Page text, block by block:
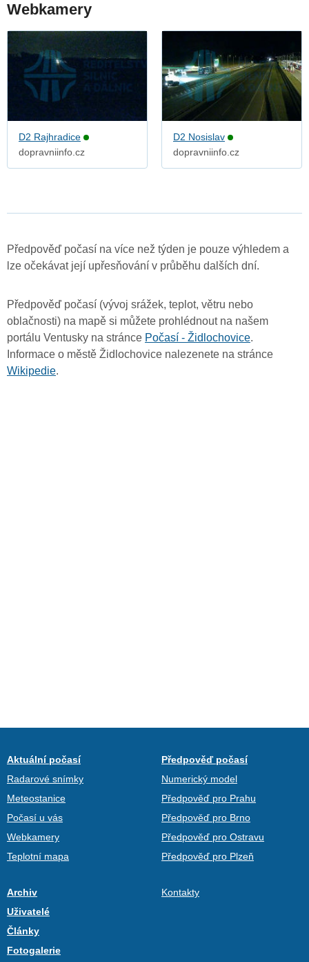
Webkamery
D2 Rajhradice
dopravniinfo.cz
D2 Nosislav
dopravniinfo.cz
Předpověď počasí na více než týden je pouze výhledem a
lze očekávat její upřesňování v průběhu dalších dní.
Předpověď počasí (vývoj srážek, teplot, větru nebo
oblačnosti) na mapě si můžete prohlédnout na našem
portálu Ventusky na stránce Počasí - Židlochovice.
Informace o městě Židlochovice nalezenete na stránce
Wikipedie.
Aktuální počasí
Radarové snímky
Meteostanice
Počasí u vás
Webkamery
Teplotní mapa
Předpověď počasí
Numerický model
Předpověď pro Prahu
Předpověď pro Brno
Předpověď pro Ostravu
Předpověď pro Plzeň
Archiv
Uživatelé
Články
Fotogalerie
Kontakty